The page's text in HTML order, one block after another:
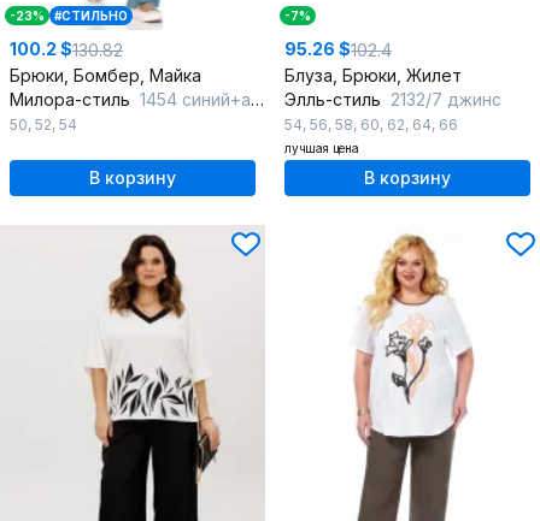
-23% #СТИЛЬНО
100.2 $130.82
Брюки, Бомбер, Майка
Милора-стиль 1454 синий+абстракция
50, 52, 54
В корзину
-7%
95.26 $102.4
Блуза, Брюки, Жилет
Элль-стиль 2132/7 джинс
54, 56, 58, 60, 62, 64, 66
лучшая цена
В корзину